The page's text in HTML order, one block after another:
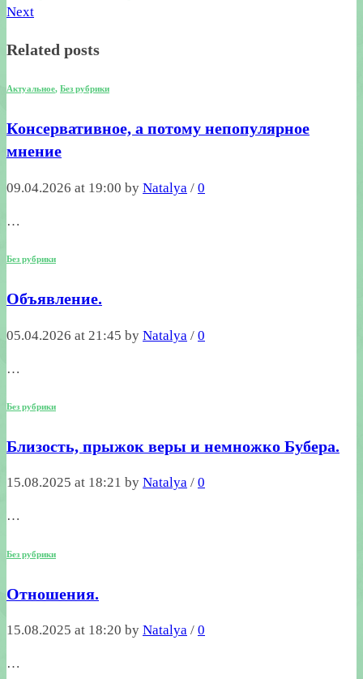
Next
Related posts
Актуальное, Без рубрики
Консервативное, а потому непопулярное
мнение
09.04.2026 at 19:00 by Natalya / 0
…
Без рубрики
Объявление.
05.04.2026 at 21:45 by Natalya / 0
…
Без рубрики
Близость, прыжок веры и немножко Бубера.
15.08.2025 at 18:21 by Natalya / 0
…
Без рубрики
Отношения.
15.08.2025 at 18:20 by Natalya / 0
…